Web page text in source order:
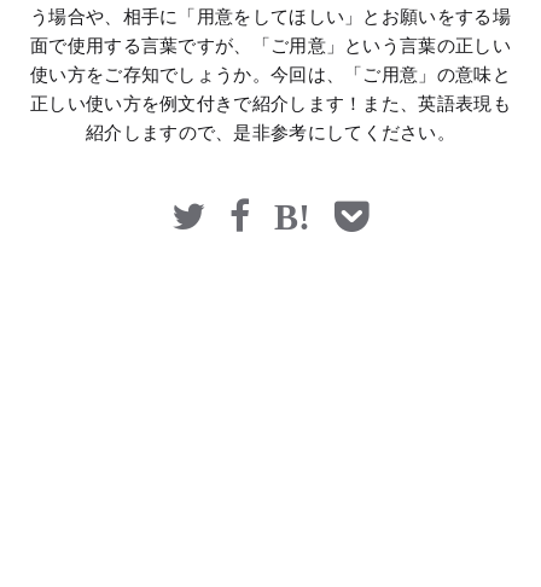
う場合や、相手に「用意をしてほしい」とお願いをする場
面で使用する言葉ですが、「ご用意」という言葉の正しい
使い方をご存知でしょうか。今回は、「ご用意」の意味と
正しい使い方を例文付きで紹介します！また、英語表現も
紹介しますので、是非参考にしてください。